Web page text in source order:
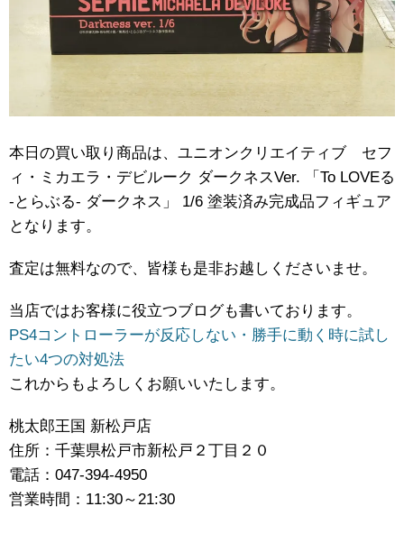
本日の買い取り商品は、ユニオンクリエイティブ セフ
ィ・ミカエラ・デビルーク ​ダークネスVer. ​「To ​LOVEる
​-とらぶる- ​ダークネス」 ​1/6 ​塗装済み完成品フィギュア
となります。
査定は無料なので、皆様も是非お越しくださいませ。
当店ではお客様に役立つブログも書いております。
PS4コントローラーが反応しない・勝手に動く時に試し
たい4つの対処法
これからもよろしくお願いいたします。
桃太郎王国 新松戸店
住所：千葉県松戸市新松戸２丁目２０
電話：047-394-4950
営業時間：11:30～21:30